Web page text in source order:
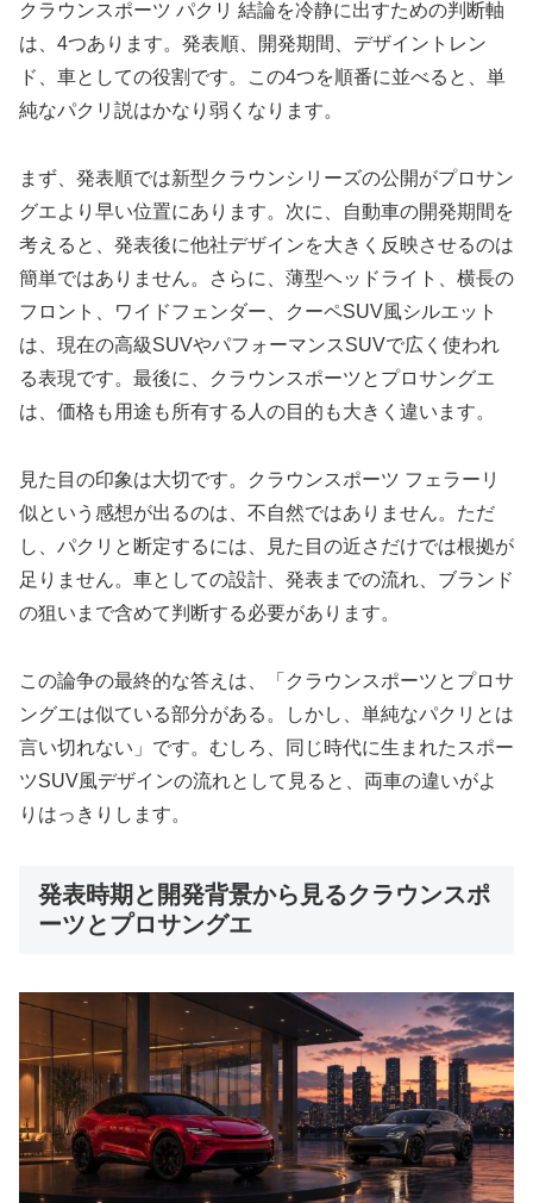
クラウンスポーツ パクリ 結論を冷静に出すための判断軸
は、4つあります。発表順、開発期間、デザイントレン
ド、車としての役割です。この4つを順番に並べると、単
純なパクリ説はかなり弱くなります。
まず、発表順では新型クラウンシリーズの公開がプロサン
グエより早い位置にあります。次に、自動車の開発期間を
考えると、発表後に他社デザインを大きく反映させるのは
簡単ではありません。さらに、薄型ヘッドライト、横長の
フロント、ワイドフェンダー、クーペSUV風シルエット
は、現在の高級SUVやパフォーマンスSUVで広く使われ
る表現です。最後に、クラウンスポーツとプロサングエ
は、価格も用途も所有する人の目的も大きく違います。
見た目の印象は大切です。クラウンスポーツ フェラーリ
似という感想が出るのは、不自然ではありません。ただ
し、パクリと断定するには、見た目の近さだけでは根拠が
足りません。車としての設計、発表までの流れ、ブランド
の狙いまで含めて判断する必要があります。
この論争の最終的な答えは、「クラウンスポーツとプロサ
ングエは似ている部分がある。しかし、単純なパクリとは
言い切れない」です。むしろ、同じ時代に生まれたスポー
ツSUV風デザインの流れとして見ると、両車の違いがよ
りはっきりします。
発表時期と開発背景から見るクラウンスポ
ーツとプロサングエ